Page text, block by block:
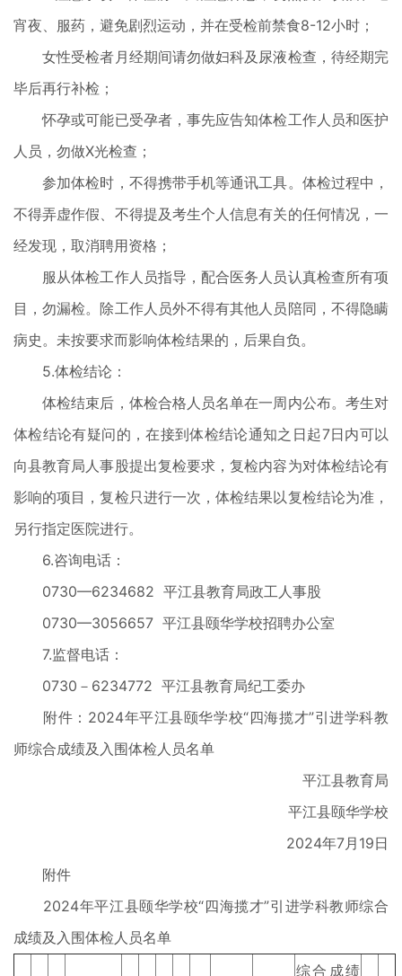
宵夜、服药，避免剧烈运动，并在受检前禁食8-12小时；
女性受检者月经期间请勿做妇科及尿液检查，待经期完
毕后再行补检；
怀孕或可能已受孕者，事先应告知体检工作人员和医护
人员，勿做X光检查；
参加体检时，不得携带手机等通讯工具。体检过程中，
不得弄虚作假、不得提及考生个人信息有关的任何情况，一
经发现，取消聘用资格；
服从体检工作人员指导，配合医务人员认真检查所有项
目，勿漏检。除工作人员外不得有其他人员陪同，不得隐瞒
病史。未按要求而影响体检结果的，后果自负。
5.体检结论：
体检结束后，体检合格人员名单在一周内公布。考生对
体检结论有疑问的，在接到体检结论通知之日起7日内可以
向县教育局人事股提出复检要求，复检内容为对体检结论有
影响的项目，复检只进行一次，体检结果以复检结论为准，
另行指定医院进行。
6.咨询电话：
0730—6234682 平江县教育局政工人事股
0730—3056657 平江县颐华学校招聘办公室
7.监督电话：
0730－6234772 平江县教育局纪工委办
附件：2024年平江县颐华学校“四海揽才”引进学科教
师综合成绩及入围体检人员名单
平江县教育局
平江县颐华学校
2024年7月19日
附件
2024年平江县颐华学校“四海揽才”引进学科教师综合
成绩及入围体检人员名单
综合成绩